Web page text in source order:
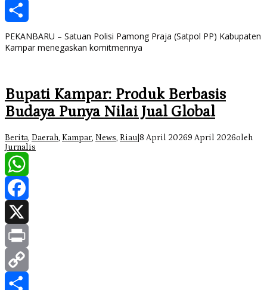
Copy
Link
Share
PEKANBARU – Satuan Polisi Pamong Praja (Satpol PP) Kabupaten
Kampar menegaskan komitmennya
Bupati Kampar: Produk Berbasis
Budaya Punya Nilai Jual Global
Berita, Daerah, Kampar, News, Riau 8 April 20269 April 2026oleh
Jurnalis
WhatsApp
Facebook
X
Print
Copy